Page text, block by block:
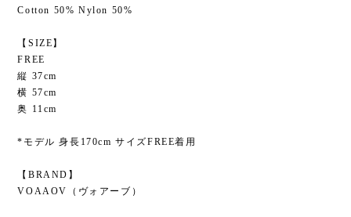
Cotton 50% Nylon 50%
【SIZE】
FREE
縦 37cm
横 57cm
奥 11cm
*モデル 身長170cm サイズFREE着用
【BRAND】
VOAAOV（ヴォアーブ）